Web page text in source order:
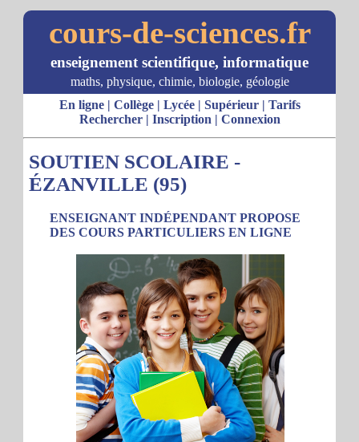
cours-de-sciences.fr
enseignement scientifique, informatique
maths, physique, chimie, biologie, géologie
En ligne| Collège| Lycée| Supérieur| Tarifs
Rechercher| Inscription | Connexion
SOUTIEN SCOLAIRE -
ÉZANVILLE (95)
ENSEIGNANT INDÉPENDANT PROPOSE
DES COURS PARTICULIERS EN LIGNE